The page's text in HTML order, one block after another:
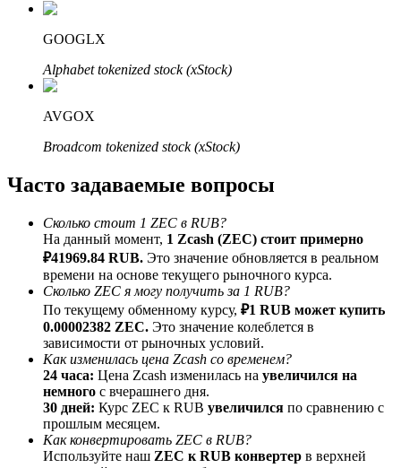
До 65% комиссии!
Реферал
Пригласите друга, чтобы получить денежные
вознаграждения
BTC Welcome Rewards
GOOGLX
Alphabet tokenized stock (xStock)
AVGOX
Broadcom tokenized stock (xStock)
Часто задаваемые вопросы
Сколько стоит 1 ZEC в RUB?
На данный момент, 1 Zcash (ZEC) стоит примерно
₽41969.84 RUB. Это значение обновляется в реальном
времени на основе текущего рыночного курса.
Сколько ZEC я могу получить за 1 RUB?
По текущему обменному курсу, ₽1 RUB может купить
0.00002382 ZEC. Это значение колеблется в
зависимости от рыночных условий.
Как изменилась цена Zcash со временем?
24 часа: Цена Zcash изменилась на увеличился на
немного с вчерашнего дня.
30 дней: Курс ZEC к RUB увеличился по сравнению с
прошлым месяцем.
Как конвертировать ZEC в RUB?
Используйте наш ZEC к RUB конвертер в верхней